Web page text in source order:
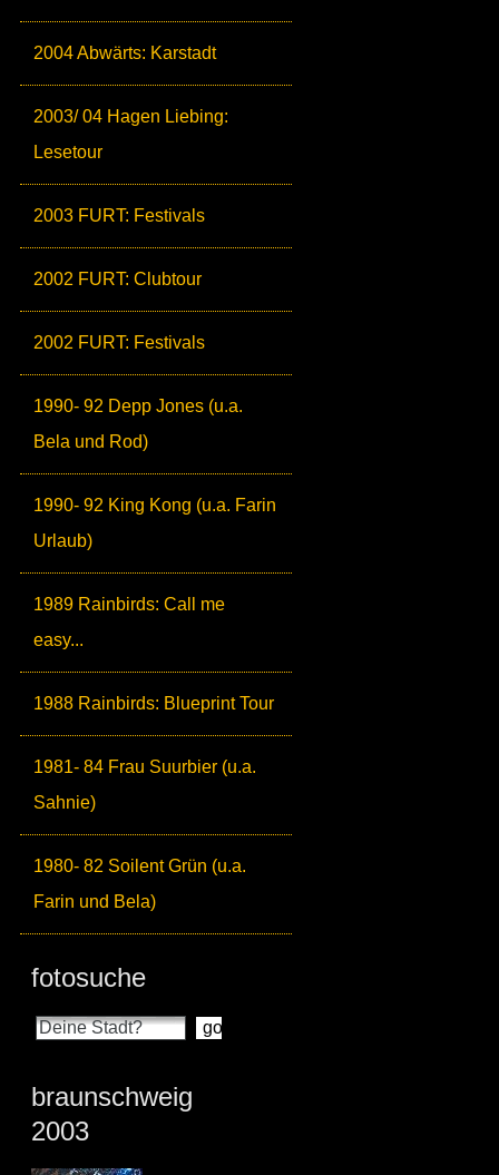
2004 Abwärts: Karstadt
2003/ 04 Hagen Liebing:
Lesetour
2003 FURT: Festivals
2002 FURT: Clubtour
2002 FURT: Festivals
1990- 92 Depp Jones (u.a.
Bela und Rod)
1990- 92 King Kong (u.a. Farin
Urlaub)
1989 Rainbirds: Call me
easy...
1988 Rainbirds: Blueprint Tour
1981- 84 Frau Suurbier (u.a.
Sahnie)
1980- 82 Soilent Grün (u.a.
Farin und Bela)
fotosuche
braunschweig
2003